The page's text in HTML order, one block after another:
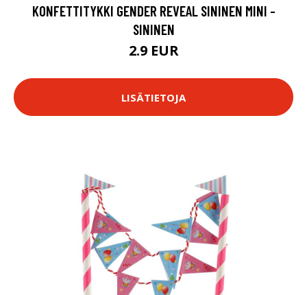
KONFETTITYKKI GENDER REVEAL SININEN MINI -
SININEN
2.9 EUR
LISÄTIETOJA